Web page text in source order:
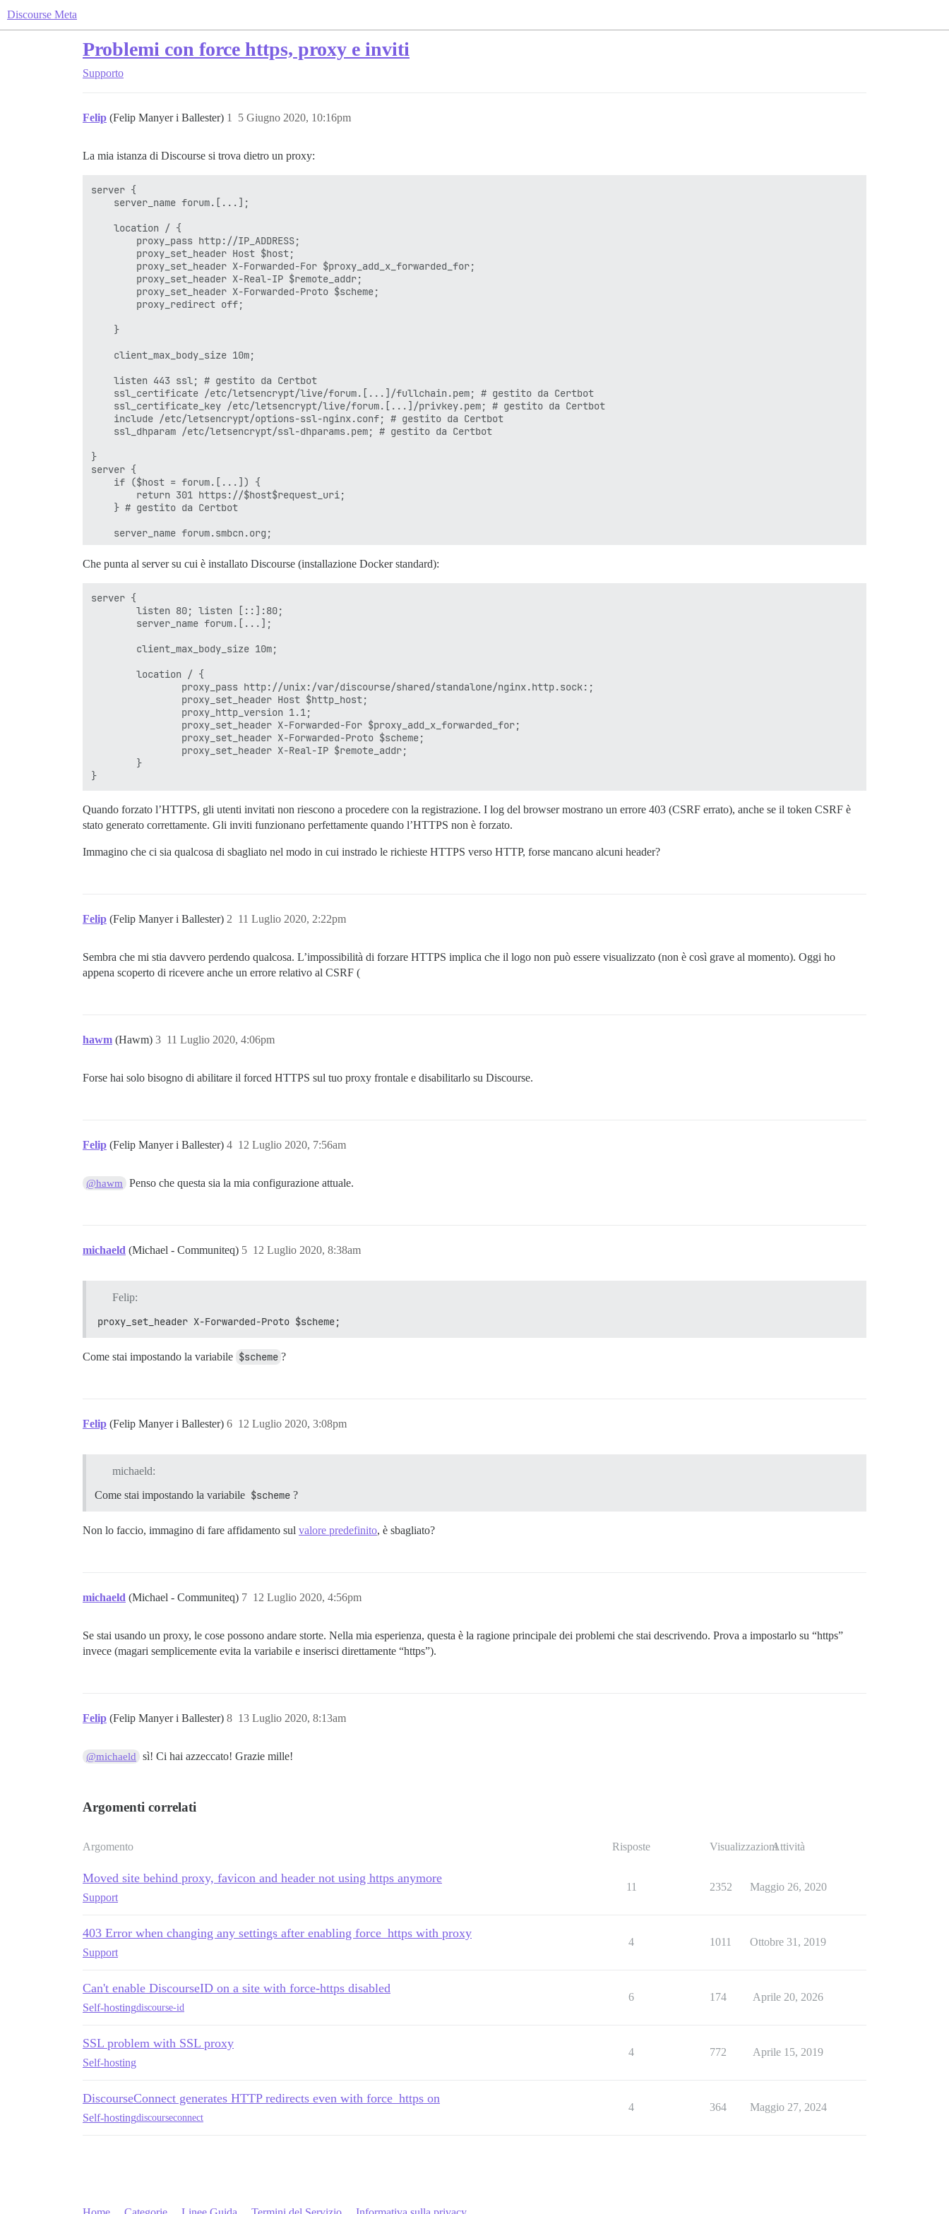
Discourse Meta
Problemi con force https, proxy e inviti
Supporto
Felip (Felip Manyer i Ballester) 5 Giugno 2020, 10:16pm
1
La mia istanza di Discourse si trova dietro un proxy:
server {
    server_name forum.[...];
    location / {
        proxy_pass http://IP_ADDRESS;
        proxy_set_header Host $host;
        proxy_set_header X-Forwarded-For $proxy_add_x_forwarded_for;
        proxy_set_header X-Real-IP $remote_addr;
        proxy_set_header X-Forwarded-Proto $scheme;
        proxy_redirect off;
    }
    client_max_body_size 10m;
    listen 443 ssl; # gestito da Certbot
    ssl_certificate /etc/letsencrypt/live/forum.[...]/fullchain.pem; # gestito da Certbot
    ssl_certificate_key /etc/letsencrypt/live/forum.[...]/privkey.pem; # gestito da Certbot
    include /etc/letsencrypt/options-ssl-nginx.conf; # gestito da Certbot
    ssl_dhparam /etc/letsencrypt/ssl-dhparams.pem; # gestito da Certbot
}
server {
    if ($host = forum.[...]) {
        return 301 https://$host$request_uri;
    } # gestito da Certbot
    server_name forum.smbcn.org;
    listen 80;
    return 404; # gestito da Certbot
Che punta al server su cui è installato Discourse (installazione Docker standard):
server {
        listen 80; listen [::]:80;
        server_name forum.[...];
        client_max_body_size 10m;
        location / {
                proxy_pass http://unix:/var/discourse/shared/standalone/nginx.http.sock:;
                proxy_set_header Host $http_host;
                proxy_http_version 1.1;
                proxy_set_header X-Forwarded-For $proxy_add_x_forwarded_for;
                proxy_set_header X-Forwarded-Proto $scheme;
                proxy_set_header X-Real-IP $remote_addr;
        }
Quando forzato l’HTTPS, gli utenti invitati non riescono a procedere con la registrazione. I log del browser mostrano un errore 403 (CSRF errato), anche se il token CSRF è
stato generato correttamente. Gli inviti funzionano perfettamente quando l’HTTPS non è forzato.
Immagino che ci sia qualcosa di sbagliato nel modo in cui instrado le richieste HTTPS verso HTTP, forse mancano alcuni header?
Felip (Felip Manyer i Ballester) 11 Luglio 2020, 2:22pm
2
Sembra che mi stia davvero perdendo qualcosa. L’impossibilità di forzare HTTPS implica che il logo non può essere visualizzato (non è così grave al momento). Oggi ho
appena scoperto di ricevere anche un errore relativo al CSRF (
hawm (Hawm) 11 Luglio 2020, 4:06pm
3
Forse hai solo bisogno di abilitare il forced HTTPS sul tuo proxy frontale e disabilitarlo su Discourse.
Felip (Felip Manyer i Ballester) 12 Luglio 2020, 7:56am
4
@hawm Penso che questa sia la mia configurazione attuale.
michaeld (Michael - Communiteq) 12 Luglio 2020, 8:38am
5
Felip:
proxy_set_header X-Forwarded-Proto $scheme;
Come stai impostando la variabile $scheme ?
Felip (Felip Manyer i Ballester) 12 Luglio 2020, 3:08pm
6
michaeld:
Come stai impostando la variabile $scheme ?
Non lo faccio, immagino di fare affidamento sul valore predefinito, è sbagliato?
michaeld (Michael - Communiteq) 12 Luglio 2020, 4:56pm
7
Se stai usando un proxy, le cose possono andare storte. Nella mia esperienza, questa è la ragione principale dei problemi che stai descrivendo. Prova a impostarlo su “https”
invece (magari semplicemente evita la variabile e inserisci direttamente “https”).
Felip (Felip Manyer i Ballester) 13 Luglio 2020, 8:13am
8
@michaeld sì! Ci hai azzeccato! Grazie mille!
Argomenti correlati
Argomento Risposte VisualizzazioniAttività
Moved site behind proxy, favicon and header not using https anymore
Support
11 2352 Maggio 26, 2020
403 Error when changing any settings after enabling force_https with proxy
Support
4 1011 Ottobre 31, 2019
Can't enable DiscourseID on a site with force-https disabled
Self-hostingdiscourse-id
6 174 Aprile 20, 2026
SSL problem with SSL proxy
Self-hosting
4 772 Aprile 15, 2019
DiscourseConnect generates HTTP redirects even with force_https on
Self-hostingdiscourseconnect
4 364 Maggio 27, 2024